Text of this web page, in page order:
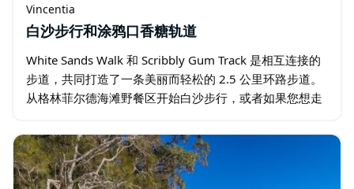
Vincentia
白沙步行和涂鸦口香糖轨道
White Sands Walk 和 Scribbly Gum Track 是相互连接的
步道，共同打造了一条美丽而轻松的 2.5 公里环路步道。
从格林菲尔德海滩野餐区开始白沙步行，或者如果您想走